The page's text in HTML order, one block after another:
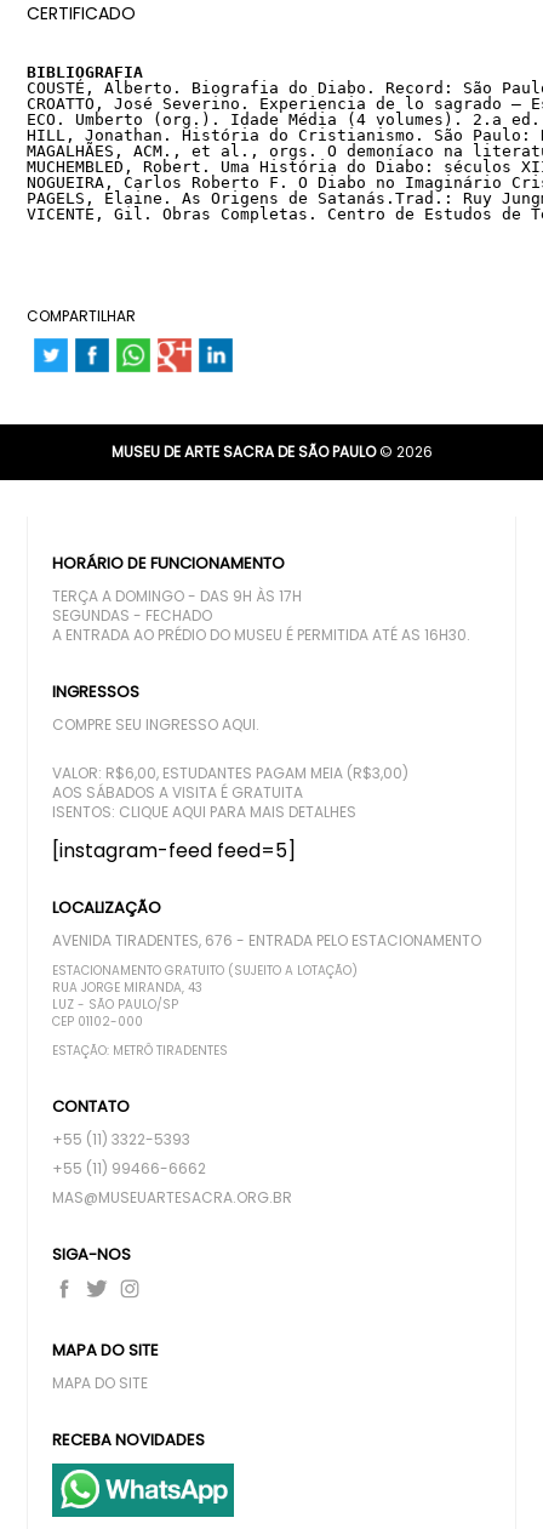
CERTIFICADO
BIBLIOGRAFIA
COUSTÉ, Alberto. Biografia do Diabo. Record: São
CROATTO, José Severino. Experiencia de lo
ECO. Umberto (org.). Idade Média (4 volumes). 2.a
HILL, Jonathan. História do Cristianismo. São Paulo:
MAGALHÃES, ACM., et al., orgs. O demoníaco na
MUCHEMBLED, Robert. Uma História do Diabo:
NOGUEIRA, Carlos Roberto F. O Diabo no Imaginário
PAGELS, Elaine. As Origens de Satanás.Trad.: Ruy
VICENTE, Gil. Obras Completas. Centro de Estudos
COMPARTILHAR
MUSEU DE ARTE SACRA DE SÃO PAULO© 2026
HORÁRIO DE FUNCIONAMENTO
TERÇA A DOMINGO - DAS 9H ÀS 17H
SEGUNDAS - FECHADO
A ENTRADA AO PRÉDIO DO MUSEU É PERMITIDA ATÉ AS 16H30.
INGRESSOS
COMPRE SEU INGRESSO AQUI.
VALOR: R$6,00, ESTUDANTES PAGAM MEIA (R$3,00)
AOS SÁBADOS A VISITA É GRATUITA
ISENTOS: CLIQUE AQUI PARA MAIS DETALHES
[instagram-feed feed=5]
LOCALIZAÇÃO
AVENIDA TIRADENTES, 676 - ENTRADA PELO ESTACIONAMENTO
ESTACIONAMENTO GRATUITO (SUJEITO A LOTAÇÃO)
RUA JORGE MIRANDA, 43
LUZ - SÃO PAULO/SP
CEP 01102-000
ESTAÇÃO: METRÔ TIRADENTES
CONTATO
+55 (11) 3322-5393
+55 (11) 99466-6662
MAS@MUSEUARTESACRA.ORG.BR
SIGA-NOS
MAPA DO SITE
MAPA DO SITE
RECEBA NOVIDADES